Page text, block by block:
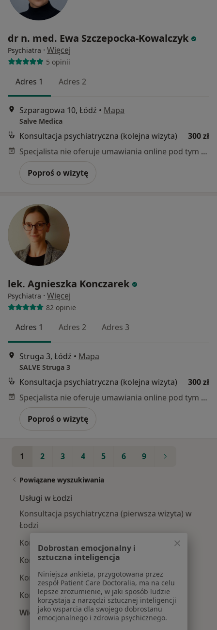
dr n. med. Ewa Szczepocka-Kowalczyk
Psychiatra · Więcej
5 opinii
Adres 1 Adres 2
Szparagowa 10, Łódź • Mapa
Salve Medica
Konsultacja psychiatryczna (kolejna wizyta)
300 zł
Specjalista nie oferuje umawiania online pod tym adresem.
Poproś o wizytę
lek. Agnieszka Konczarek
Psychiatra · Więcej
82 opinie
Adres 1 Adres 2 Adres 3
Struga 3, Łódź • Mapa
SALVE Struga 3
Konsultacja psychiatryczna (kolejna wizyta)
300 zł
Specjalista nie oferuje umawiania online pod tym adresem.
Poproś o wizytę
1 2 3 4 5 6 9
Powiązane wyszukiwania
Usługi w Łodzi
Konsultacja psychiatryczna (pierwsza wizyta) w
Łodzi
Konsultacja psychiatryczna w Łodzi
Konsultacja internistyczna w Łodzi
Konsultacja psychologiczna w Łodzi
Konsultacja chirurgiczna w Łodzi
Więcej (15)
Więcej w kategorii: Usługi w Łodzi
Dobrostan emocjonalny i
sztuczna inteligencja
Niniejsza ankieta, przygotowana przez
zespół Patient Care Doctoralia, ma na celu
lepsze zrozumienie, w jaki sposób ludzie
korzystają z narzędzi sztucznej inteligencji
jako wsparcia dla swojego dobrostanu
emocjonalnego i zdrowia psychicznego.